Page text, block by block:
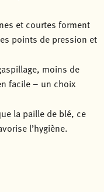
et courtes forment
points de pression et
moins de
facile – un choix
la paille de blé, ce
l’hygiène.